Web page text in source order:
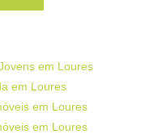
em Loures
em Loures
em Loures
em Loures